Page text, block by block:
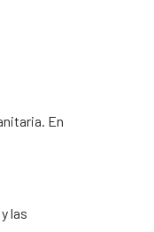
En
las